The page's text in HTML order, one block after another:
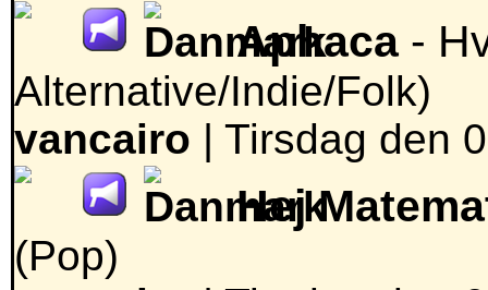
Aphaca -
Alternative/Indie/Folk)
vancairo | Tirsdag den
Hej
(Pop)